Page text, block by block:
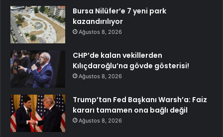
Bursa Nilüfer’e 7 yeni park
kazandırılıyor
Ağustos 8, 2026
CHP’de kalan vekillerden
Kılıçdaroğlu’na gövde gösterisi!
Ağustos 8, 2026
Trump’tan Fed Başkanı Warsh’a: Faiz
kararı tamamen ona bağlı değil
Ağustos 8, 2026